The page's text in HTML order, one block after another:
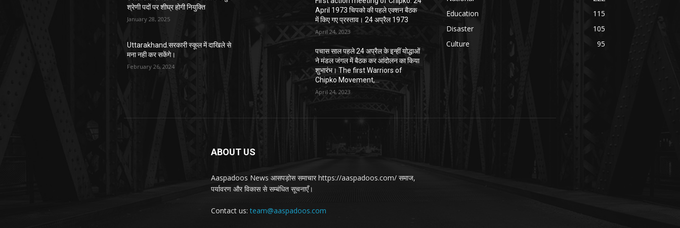
श्रेणी पदों पर शीघ्र होगी नियुक्ति
January 28, 2025
Uttarakhand.सरकारी स्कूल में दाखिले से
मना नही कर सकेंगे।
February 26, 2024
April 1973 चिपको की पहले एक्शन बैठक
में किए गए प्रस्ताव। 24 अप्रैल 1973
April 24, 2023
पचास साल पहले 24 अप्रैल के इन्हीं योद्धाओं
ने मंडल जंगल में बैठक कर आंदोलन का किया
शुभारंभ। The first Warriors of
Chipko Movement,...
April 24, 2023
Education
115
Disaster
105
Culture
95
ABOUT US
Aaspadoos News आसपड़ोस समाचार https://aaspadoos.com/ समाज,
पर्यावरण और विकास से सम्बंधित सूचनाएँ।
Contact us:team@aaspadoos.com